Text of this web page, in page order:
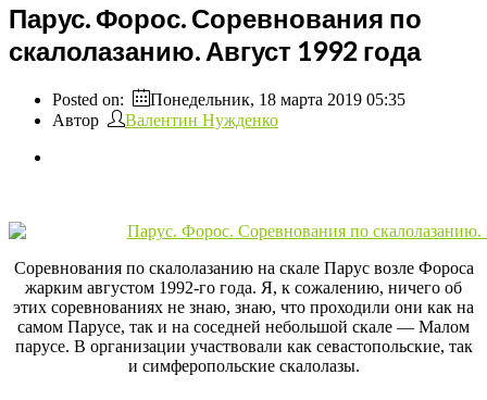
Парус. Форос. Соревнования по
скалолазанию. Август 1992 года
Posted on:
Понедельник, 18 марта 2019 05:35
Автор
Валентин Нужденко
Соревнования по скалолазанию на скале Парус возле Фороса
жарким августом 1992-го года. Я, к сожалению, ничего об
этих соревнованиях не знаю, знаю, что проходили они как на
самом Парусе, так и на соседней небольшой скале — Малом
парусе. В организации участвовали как севастопольские, так
и симферопольские скалолазы.